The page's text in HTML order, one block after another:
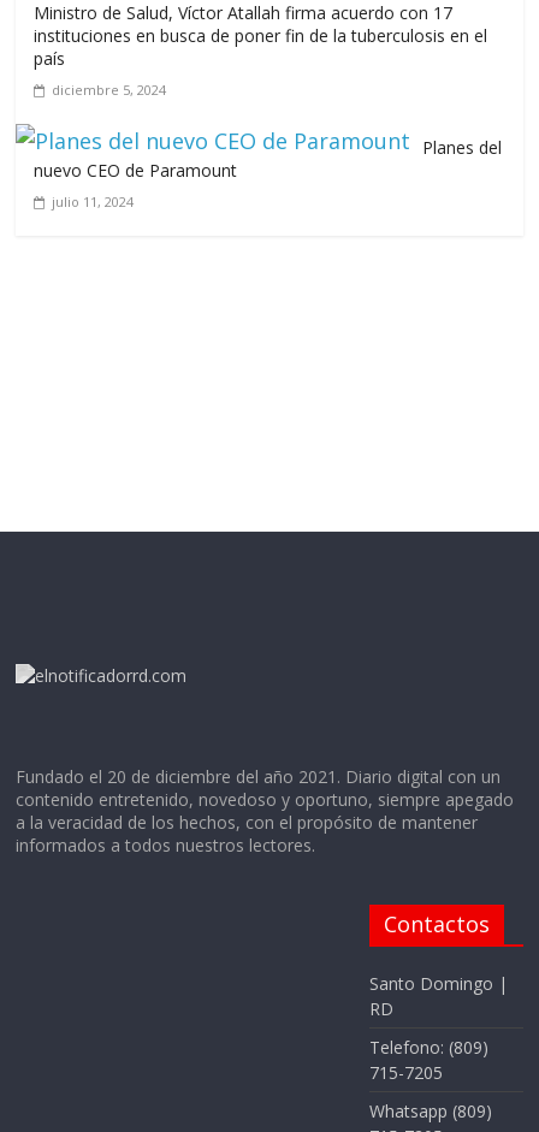
Ministro de Salud, Víctor Atallah firma acuerdo con 17
instituciones en busca de poner fin de la tuberculosis en el
país
diciembre 5, 2024
Planes del
nuevo CEO de Paramount
julio 11, 2024
Fundado el 20 de diciembre del año 2021. Diario digital con un
contenido entretenido, novedoso y oportuno, siempre apegado
a la veracidad de los hechos, con el propósito de mantener
informados a todos nuestros lectores.
Contactos
Santo Domingo |
RD
Telefono: (809)
715-7205
Whatsapp (809)